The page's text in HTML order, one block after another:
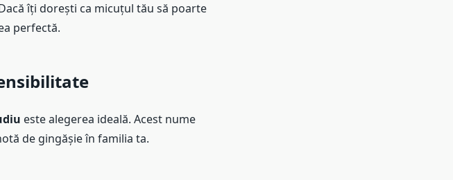
îți dorești ca micuțul tău să poarte
perfectă.
este alegerea ideală. Acest nume
de gingășie în familia ta.